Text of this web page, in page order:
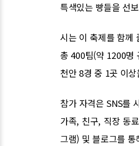
특색있는 빵들을 선
시는 이 축제를 함께
총 400팀(약 1200명
천안 8경 중 1곳 이
참가 자격은 SNS를
가족, 친구, 직장 동
그램) 및 블로그를